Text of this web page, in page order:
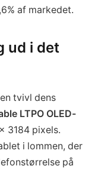
af markedet.
ud i det
tvivl dens
LTPO OLED-
3184 pixels.
i lommen, der
på